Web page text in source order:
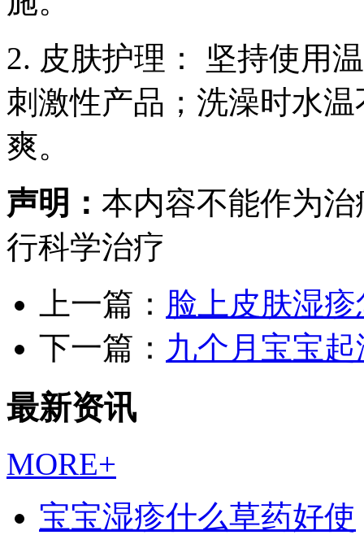
2. 皮肤护理： 坚持使用
刺激性产品；洗澡时水
爽。
声明： 本内容不能作为
行科学治疗
上一篇： 脸上皮肤湿
下一篇： 九个月宝宝
最新资讯
MORE+
宝宝湿疹什么草药好使